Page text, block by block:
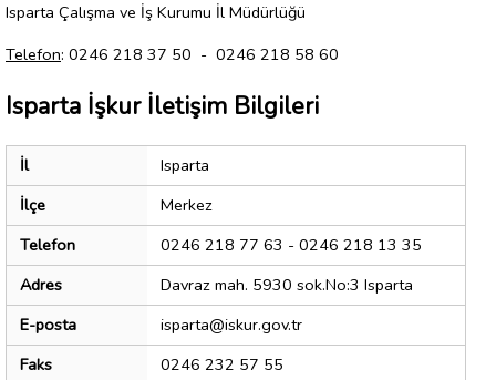
Isparta Çalışma ve İş Kurumu İl Müdürlüğü
Telefon: 0246 218 37 50 - 0246 218 58 60
Isparta İşkur İletişim Bilgileri
İl
Isparta
İlçe
Merkez
Telefon
0246 218 77 63 - 0246 218 13 35
Adres
Davraz mah. 5930 sok.No:3 Isparta
E-posta
isparta@iskur.gov.tr
Faks
0246 232 57 55